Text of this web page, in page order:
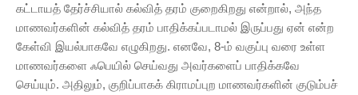
கட்டாயத் தேர்ச்சியால் கல்வித் தரம் குறைகிறது என்றால், அந்த
மாணவர்களின் கல்வித் தரம் பாதிக்கப்படாமல் இருப்பது ஏன் என்ற
கேள்வி இயல்பாகவே எழுகிறது. எனவே, 8-ம் வகுப்பு வரை உள்ள
மாணவர்களை ஃபெயில் செய்வது அவர்களைப் பாதிக்கவே
செய்யும். அதிலும், குறிப்பாகக் கிராமப்புற மாணவர்களின் குடும்பச்